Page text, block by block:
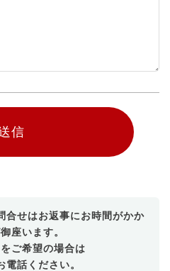
合せはお返事にお時間がかか
座います。
ご希望の場合は
電話ください。